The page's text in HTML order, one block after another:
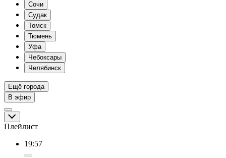
Сочи
Судак
Томск
Тюмень
Уфа
Чебоксары
Челябинск
Ещё города
В эфир
Плейлист
19:57